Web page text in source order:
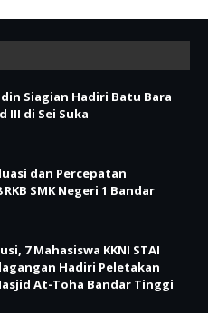
Siagian Hadiri Batu Bara
III di Sei Suka
dan Percepatan
SMK Negeri 1 Bandar
7 Mahasiswa KKNI STAI
Hadiri Peletakan
At-Toha Bandar Tinggi